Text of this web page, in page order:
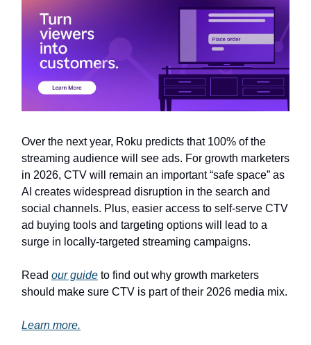
Over the next year, Roku predicts that 100% of the
streaming audience will see ads. For growth marketers
in 2026, CTV will remain an important “safe space” as
AI creates widespread disruption in the search and
social channels. Plus, easier access to self-serve CTV
ad buying tools and targeting options will lead to a
surge in locally-targeted streaming campaigns.
Read our guide to find out why growth marketers
should make sure CTV is part of their 2026 media mix.
Learn more.